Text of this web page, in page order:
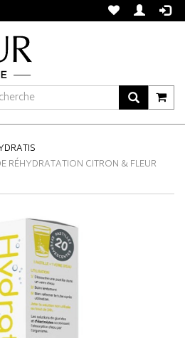
RÉHYDRATATION CITRON & FLEUR